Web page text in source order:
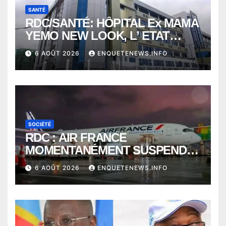
SANTÉ
RDC/SANTÉ: HÔPITAL Ex MAMA
YEMO NEW LOOK, L’ ETAT
PERD LE CONTROLE
6 AOÛT 2026 ENQUETENEWS.INFO
SOCIÉTÉ
RDC : AIR FRANCE
MOMENTANÉMENT SUSPENDU
ENTRE KINSHASA ET PARIS ?
6 AOÛT 2026 ENQUETENEWS.INFO